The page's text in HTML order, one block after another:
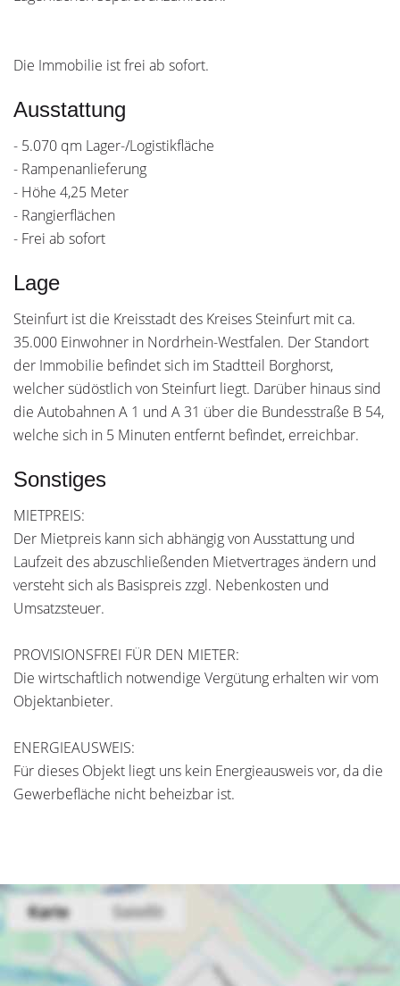
Die Immobilie ist frei ab sofort.
Ausstattung
- 5.070 qm Lager-/Logistikfläche
- Rampenanlieferung
- Höhe 4,25 Meter
- Rangierflächen
- Frei ab sofort
Lage
Steinfurt ist die Kreisstadt des Kreises Steinfurt mit ca.
35.000 Einwohner in Nordrhein-Westfalen. Der Standort
der Immobilie befindet sich im Stadtteil Borghorst,
welcher südöstlich von Steinfurt liegt. Darüber hinaus sind
die Autobahnen A 1 und A 31 über die Bundesstraße B 54,
welche sich in 5 Minuten entfernt befindet, erreichbar.
Sonstiges
MIETPREIS:
Der Mietpreis kann sich abhängig von Ausstattung und
Laufzeit des abzuschließenden Mietvertrages ändern und
versteht sich als Basispreis zzgl. Nebenkosten und
Umsatzsteuer.
PROVISIONSFREI FÜR DEN MIETER:
Die wirtschaftlich notwendige Vergütung erhalten wir vom
Objektanbieter.
ENERGIEAUSWEIS:
Für dieses Objekt liegt uns kein Energieausweis vor, da die
Gewerbefläche nicht beheizbar ist.